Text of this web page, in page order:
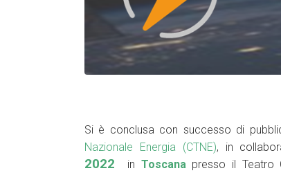
Si è conclusa con successo di
Nazionale Energia (CTNE), in
2022
in Toscana presso il Teatro